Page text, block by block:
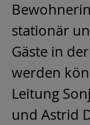
stationär
Gäste in
werden
Leitung
und Astrid